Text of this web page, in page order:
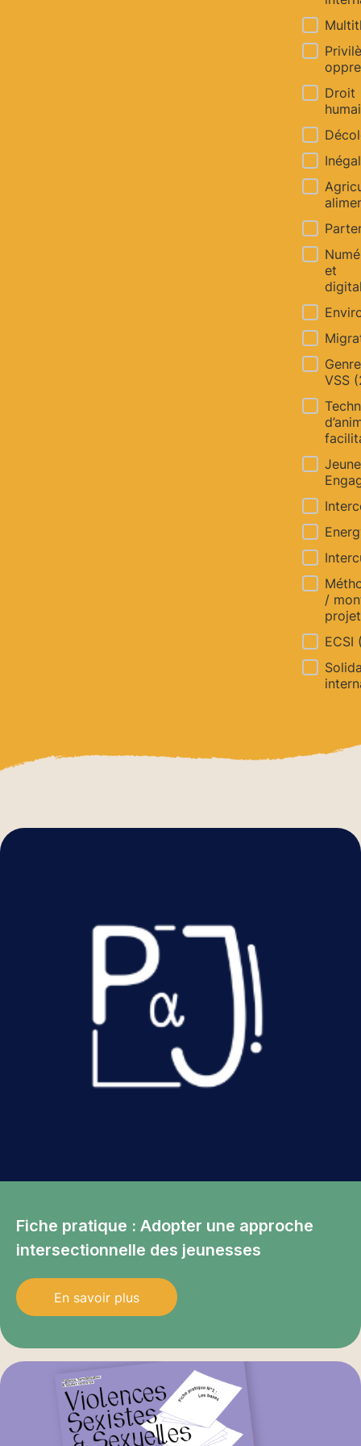
Droit
et
VSS
/
ECSI
Fiche pratique : Adopter une approche
intersectionnelle des jeunesses
En savoir plus